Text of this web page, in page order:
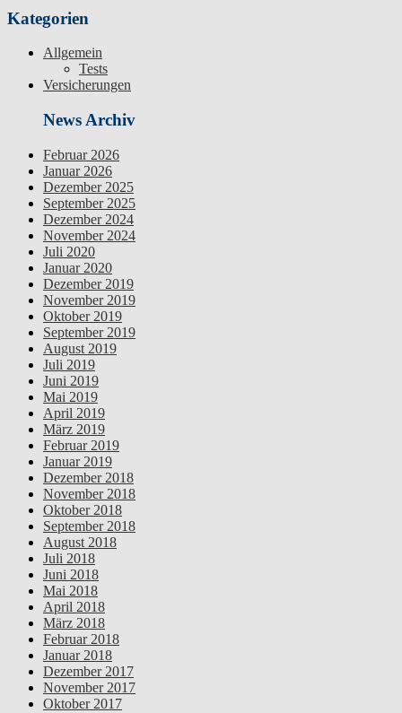
Kategorien
Allgemein
Tests
Versicherungen
News Archiv
Februar 2026
Januar 2026
Dezember 2025
September 2025
Dezember 2024
November 2024
Juli 2020
Januar 2020
Dezember 2019
November 2019
Oktober 2019
September 2019
August 2019
Juli 2019
Juni 2019
Mai 2019
April 2019
März 2019
Februar 2019
Januar 2019
Dezember 2018
November 2018
Oktober 2018
September 2018
August 2018
Juli 2018
Juni 2018
Mai 2018
April 2018
März 2018
Februar 2018
Januar 2018
Dezember 2017
November 2017
Oktober 2017